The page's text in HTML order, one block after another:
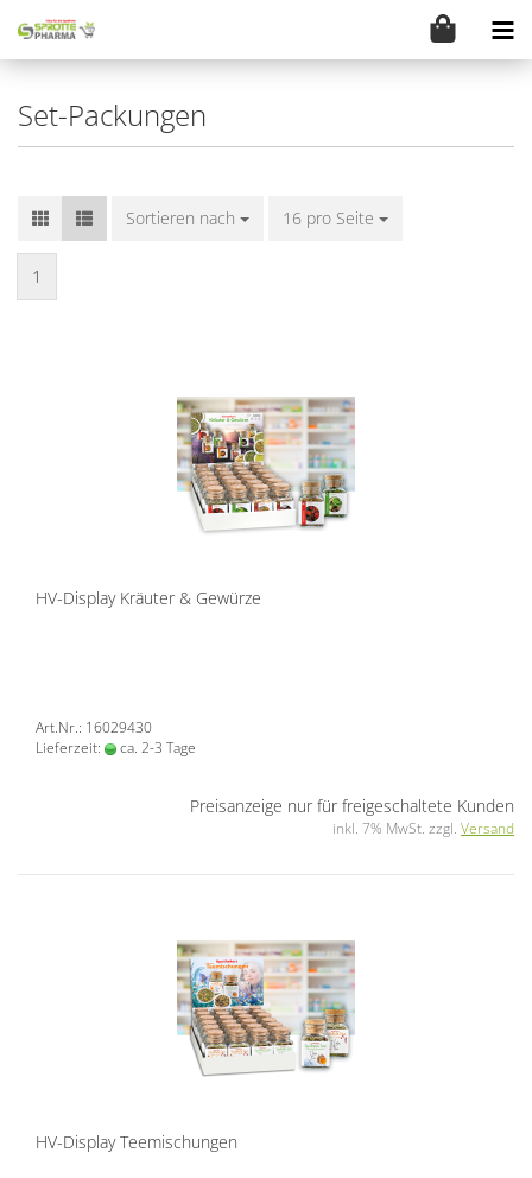
Set-Packungen
Sortieren nach
Sortieren nach 16 pro Seite
pro Seite
1
HV-Display Kräuter & Gewürze
Art.Nr.: 16029430
Lieferzeit:
ca. 2-3 Tage
Preisanzeige nur für freigeschaltete Kunden
inkl. 7% MwSt. zzgl. Versand
HV-Display Teemischungen